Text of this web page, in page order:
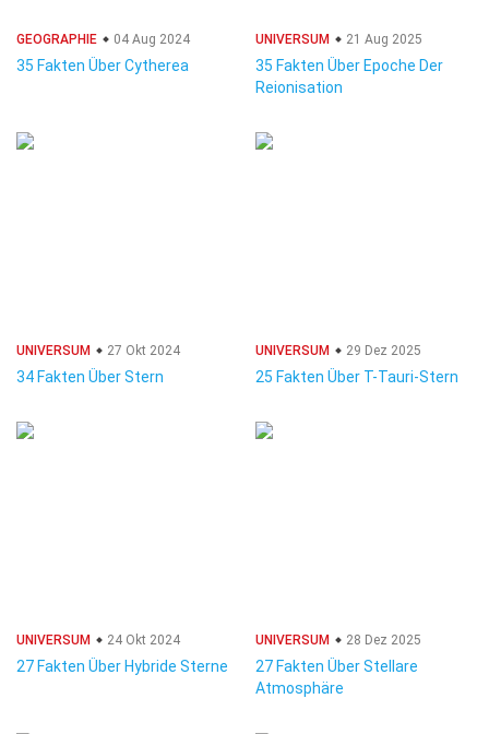
GEOGRAPHIE 04 Aug 2024
35 Fakten Über Cytherea
UNIVERSUM 21 Aug 2025
35 Fakten Über Epoche Der
Reionisation
UNIVERSUM 27 Okt 2024
34 Fakten Über Stern
UNIVERSUM 29 Dez 2025
25 Fakten Über T-Tauri-Stern
UNIVERSUM 24 Okt 2024
27 Fakten Über Hybride Sterne
UNIVERSUM 28 Dez 2025
27 Fakten Über Stellare
Atmosphäre